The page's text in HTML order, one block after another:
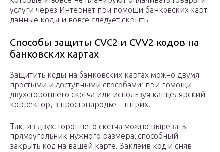
услуги через Интернет при помощи банковских карт
данные коды и вовсе следует скрыть.
Способы защиты CVC2 и CVV2 кодов на
банковских картах
Защитить коды на банковских картах можно двумя
простыми и доступными способами: при помощи
двухстороннего скотча или используя канцелярский
корректор, в простонародье – штрих.
Так, из двухстороннего скотча можно вырезать
прямоугольник нужного размера, способный
закрыть код на вашей карте. Заклеив код и сняв